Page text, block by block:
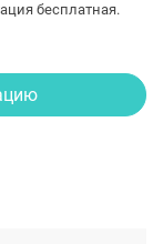
бесплатная.